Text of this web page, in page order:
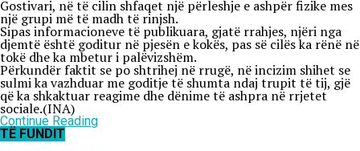
Gostivari, në të cilin shfaqet një përleshje e ashpër fizike mes
një grupi më të madh të rinjsh.
Sipas informacioneve të publikuara, gjatë rrahjes, njëri nga
djemtë është goditur në pjesën e kokës, pas së cilës ka rënë në
tokë dhe ka mbetur i palëvizshëm.
Përkundër faktit se po shtrihej në rrugë, në incizim shihet se
sulmi ka vazhduar me goditje të shumta ndaj trupit të tij, gjë
që ka shkaktuar reagime dhe dënime të ashpra në rrjetet
sociale.(INA)
Continue Reading
TË FUNDIT